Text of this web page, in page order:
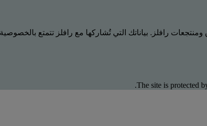
رافلز. بياناتك التي تُشاركها مع رافلز تتمتع
The site is protected